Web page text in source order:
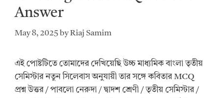
Answer
May 8, 2025 byRiaj Samim
এই পোষ্টটিতে তোমাদের দেখিয়েছি উচ্চ মাধ্যমিক বাংলা তৃতীয়
সেমিস্টার নতুন সিলেবাস অনুযায়ী তার সঙ্গে কবিতার MCQ
প্রশ্ন উত্তর / পাবলো নেরুদা / দ্বাদশ শ্রেণী / তৃতীয় সেমিস্টার /